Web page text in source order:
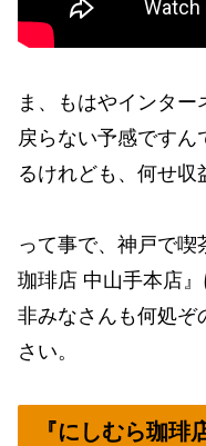
ま、もはやインタ
戻らない予感ですん
るけれども、何せ収
って事で、神戸で喫
珈琲店 中山手本店
非みなさんも何処ぞ
さい。
『にしむら珈琲